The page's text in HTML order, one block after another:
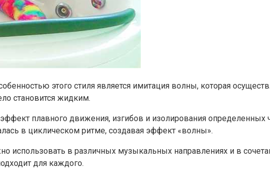
этого стиля является имитация волны, которая
становится жидким.
плавного движения, изгибов и изолирования определенных
в циклическом ритме, создавая эффект «волны».
использовать в различных музыкальных направлениях и в
для каждого.